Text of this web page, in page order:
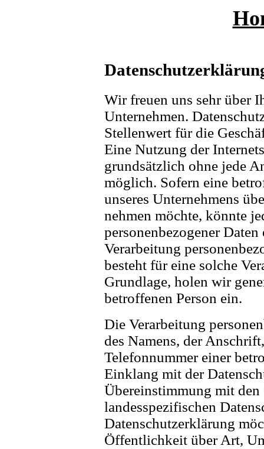
Wir freuen uns sehr über
Unternehmen.
Stellenwert für die
Eine Nutzung der
grundsätzlich ohne jede
möglich. Sofern eine
unseres Unternehmens
nehmen möchte, könnte
personenbezogener
Verarbeitung
besteht für eine solche
Grundlage, holen wir
betroffenen Person ein.
Die Verarbeitung
des Namens, der
Telefonnummer einer
Einklang mit der
Übereinstimmung mit
landesspezifischen
Datenschutzerklärung
Öffentlichkeit über Art,